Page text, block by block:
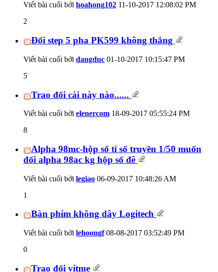
Viết bài cuối bởi hoahong102 11-10-2017 12:08:02 PM
2
Đổi step 5 pha PK599 không thắng
Viết bài cuối bởi dangduc 01-10-2017 10:15:47 PM
5
Trao đổi cái này nào......
Viết bài cuối bởi elenercom 18-09-2017 05:55:24 PM
8
Alpha 98mc-hộp số tỉ số truyền 1/50 muốn
đổi alpha 98ac kg hộp số đê
Viết bài cuối bởi legiao 06-09-2017 10:48:26 AM
1
Bàn phím không dây Logitech
Viết bài cuối bởi lehoongf08-08-2017 03:52:49 PM
0
Trao đổi vitme